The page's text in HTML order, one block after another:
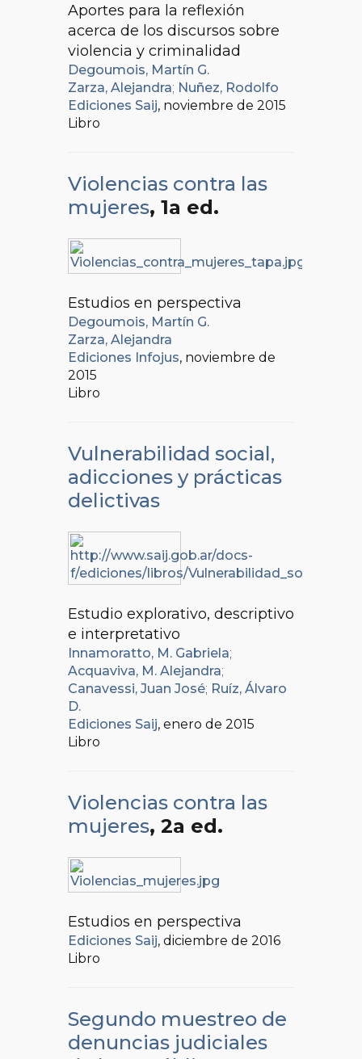
Aportes para la reflexión
acerca de los discursos sobre
violencia y criminalidad
Degoumois, Martín G.
Zarza, Alejandra; Nuñez, Rodolfo
Ediciones Saij, noviembre de 2015
Libro
Violencias contra las
mujeres, 1a ed.
Estudios en perspectiva
Degoumois, Martín G.
Zarza, Alejandra
Ediciones Infojus, noviembre de
2015
Libro
Vulnerabilidad social,
adicciones y prácticas
delictivas
Estudio explorativo, descriptivo
e interpretativo
Innamoratto, M. Gabriela;
Acquaviva, M. Alejandra;
Canavessi, Juan José; Ruíz, Álvaro
D.
Ediciones Saij, enero de 2015
Libro
Violencias contra las
mujeres, 2a ed.
Estudios en perspectiva
Ediciones Saij, diciembre de 2016
Libro
Segundo muestreo de
denuncias judiciales